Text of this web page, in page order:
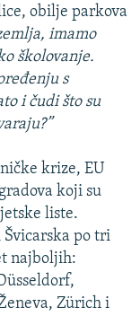
obilje parkova
imamo
školovanje.
s
i čudi što su
krize, EU
koji su
liste.
po tri
najboljih:
Zürich i